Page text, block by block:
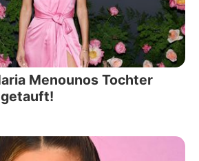
Menounos Tochter